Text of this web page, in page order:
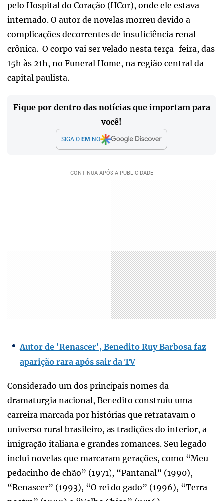
pelo Hospital do Coração (HCor), onde ele estava
internado. O autor de novelas morreu devido a
complicações decorrentes de insuficiência renal
crônica. O corpo vai ser velado nesta terça-feira, das
15h às 21h, no Funeral Home, na região central da
capital paulista.
Fique por dentro das notícias que importam para
você!
SIGA O EM NO
Autor de 'Renascer', Benedito Ruy Barbosa faz
aparição rara após sair da TV
Considerado um dos principais nomes da
dramaturgia nacional, Benedito construiu uma
carreira marcada por histórias que retratavam o
universo rural brasileiro, as tradições do interior, a
imigração italiana e grandes romances. Seu legado
inclui novelas que marcaram gerações, como “Meu
pedacinho de chão” (1971), “Pantanal” (1990),
“Renascer” (1993), “O rei do gado” (1996), “Terra